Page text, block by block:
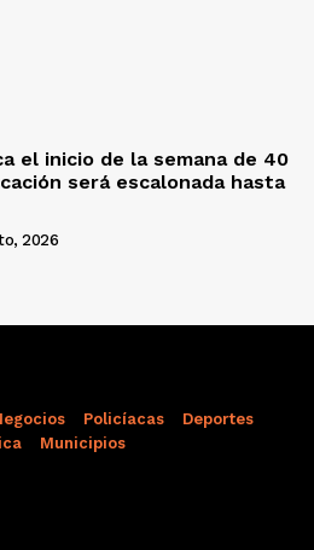
el inicio de la semana de 40
será escalonada hasta
2026
Policíacas
Deportes
Municipios